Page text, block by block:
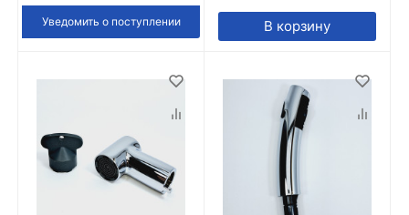
Уведомить о поступлении В корзину